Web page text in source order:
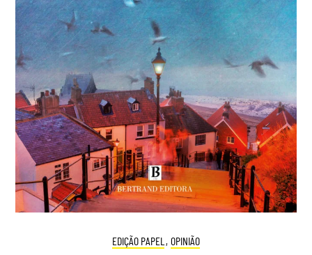
EDIÇÃO PAPEL , OPINIÃO